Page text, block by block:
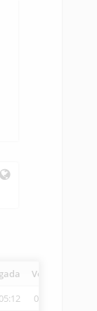
Vetcheck
08:06:02